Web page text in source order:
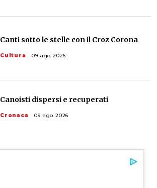
Canti sotto le stelle con il Croz Corona
Cultura 09 ago 2026
Canoisti dispersi e recuperati
Cronaca 09 ago 2026